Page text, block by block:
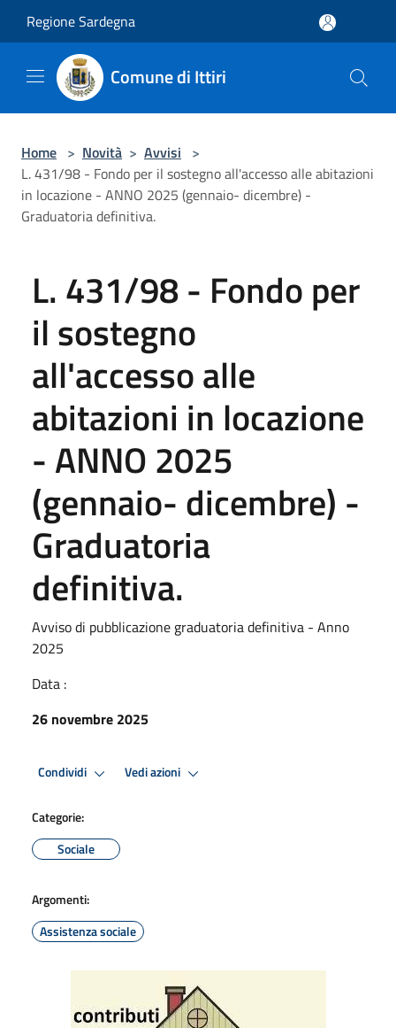
Regione Sardegna
Comune di Ittiri
Home > Novità > Avvisi >
L. 431/98 - Fondo per il sostegno all'accesso alle abitazioni
in locazione - ANNO 2025 (gennaio- dicembre) -
Graduatoria definitiva.
L. 431/98 - Fondo per
il sostegno
all'accesso alle
abitazioni in locazione
- ANNO 2025
(gennaio- dicembre) -
Graduatoria
definitiva.
Avviso di pubblicazione graduatoria definitiva - Anno
2025
Data :
26 novembre 2025
Condividi Vedi azioni
Categorie:
Sociale
Argomenti:
Assistenza sociale